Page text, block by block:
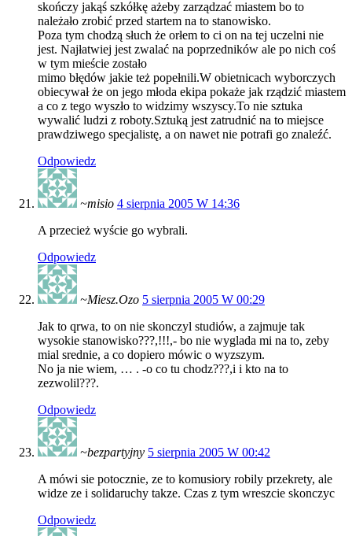
skończy jakąś szkółkę ażeby zarządzać miastem bo to
należało zrobić przed startem na to stanowisko.
Poza tym chodzą słuch że orłem to ci on na tej uczelni nie
jest. Najłatwiej jest zwalać na poprzedników ale po nich coś
w tym mieście zostało
mimo błędów jakie też popełnili.W obietnicach wyborczych
obiecywał że on jego młoda ekipa pokaże jak rządzić miastem
a co z tego wyszło to widzimy wszyscy.To nie sztuka
wywalić ludzi z roboty.Sztuką jest zatrudnić na to miejsce
prawdziwego specjalistę, a on nawet nie potrafi go znaleźć.
Odpowiedz
~misio 4 sierpnia 2005 W 14:36
A przecież wyście go wybrali.
Odpowiedz
~Miesz.Ozo 5 sierpnia 2005 W 00:29
Jak to qrwa, to on nie skonczyl studiów, a zajmuje tak
wysokie stanowisko???,!!!,- bo nie wyglada mi na to, zeby
mial srednie, a co dopiero mówic o wyzszym.
No ja nie wiem, … . -o co tu chodz???,i i kto na to
zezwolil???.
Odpowiedz
~bezpartyjny 5 sierpnia 2005 W 00:42
A mówi sie potocznie, ze to komusiory robily przekrety, ale
widze ze i solidaruchy takze. Czas z tym wreszcie skonczyc
Odpowiedz